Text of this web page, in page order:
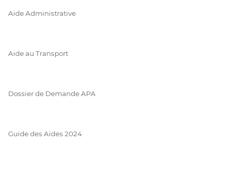
Aide Administrative
Aide au Transport
Dossier de Demande APA
Guide des Aides 2024